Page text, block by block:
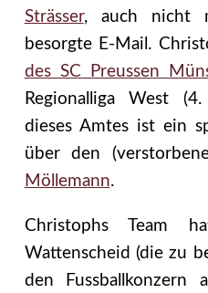
Strässer, auch nicht
besorgte E-Mail.
des SC Preussen
Regionalliga West
dieses Amtes ist ein
über den
Möllemann.
Christophs Team
Wattenscheid (die zu
den Fussballkonzern